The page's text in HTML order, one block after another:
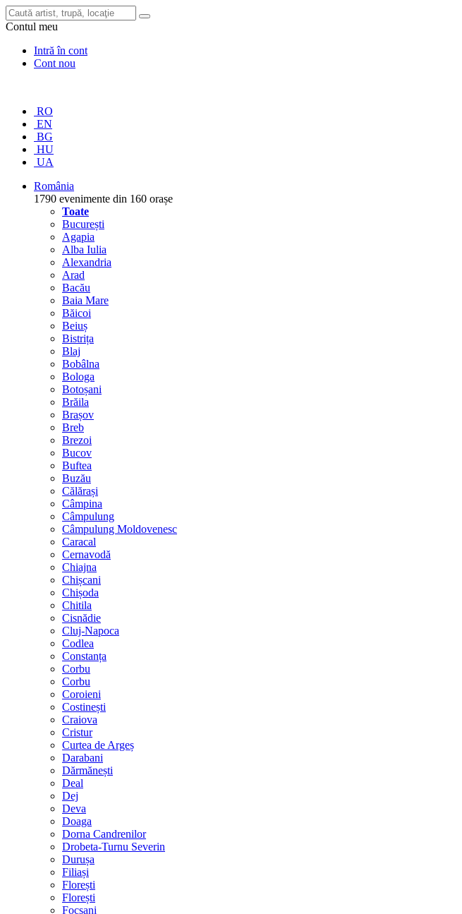
Contul meu
Intră în cont
Cont nou
RO
EN
BG
HU
UA
România
1790 evenimente din 160 orașe
Toate
București
Agapia
Alba Iulia
Alexandria
Arad
Bacău
Baia Mare
Băicoi
Beiuș
Bistrița
Blaj
Bobâlna
Bologa
Botoșani
Brăila
Brașov
Breb
Brezoi
Bucov
Buftea
Buzău
Călărași
Câmpina
Câmpulung
Câmpulung Moldovenesc
Caracal
Cernavodă
Chiajna
Chișcani
Chișoda
Chitila
Cisnădie
Cluj-Napoca
Codlea
Constanța
Corbu
Corbu
Coroieni
Costinești
Craiova
Cristur
Curtea de Argeș
Darabani
Dărmănești
Deal
Dej
Deva
Doaga
Dorna Candrenilor
Drobeta-Turnu Severin
Durușa
Filiași
Florești
Florești
Focșani